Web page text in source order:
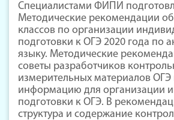
Специалистами ФИПИ
Методические рекомендации
классов по организации
подготовки к ОГЭ 2020 года по
языку. Методические
советы разработчиков
измерительных материалов
информацию для организации
подготовки к ОГЭ. В
структура и содержание